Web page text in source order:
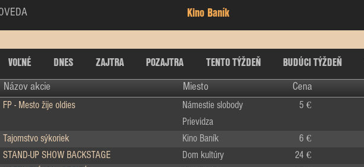
Kino Baník
VOĽNÉ DNES ZAJTRA POZAJTRA TENTO TÝŽDEŇ BUDÚCI TÝŽDEŇ
Názov akcie Miesto Cena
FP - Mesto žije oldies
Námestie slobody
Prievidza
5 €
Tajomstvo sýkoriek Kino Baník 6 €
STAND-UP SHOW BACKSTAGE Dom kultúry 24 €